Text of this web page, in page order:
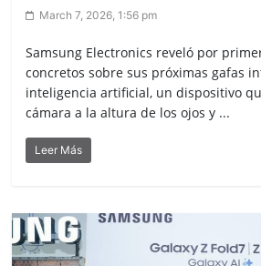
March 7, 2026, 1:56 pm
Samsung Electronics reveló por
concretos sobre sus próximas gafas
inteligencia artificial, un dispositivo
cámara a la altura de los ojos y ...
Leer Más